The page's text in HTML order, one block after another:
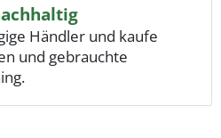
Händler und kaufe
und gebrauchte